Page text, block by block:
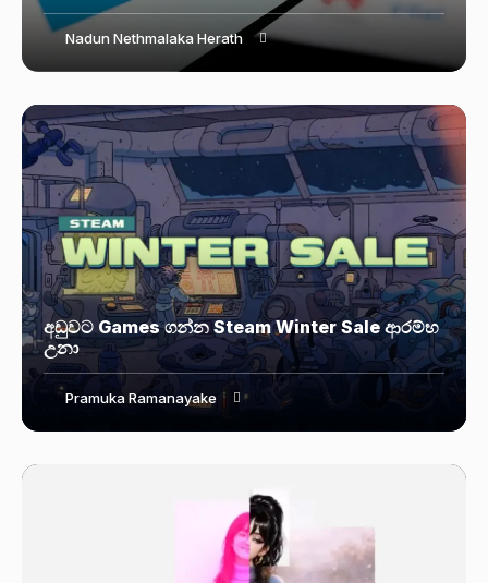
Nadun Nethmalaka Herath
අඩුවට Games ගන්න Steam Winter Sale ආරම්භ
උනා
Pramuka Ramanayake